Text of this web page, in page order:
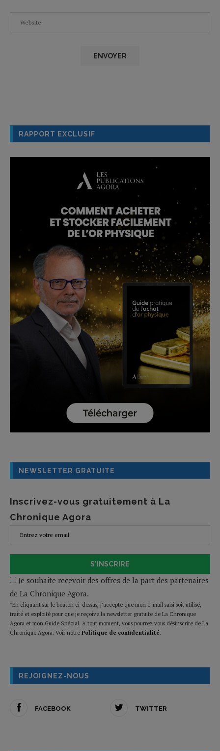
RAPPORT EXCLUSIF
NEWSLETTER GRATUITE
Inscrivez-vous gratuitement à La
Chronique Agora
S'INSCRIRE
Je souhaite recevoir des offres de la part des partenaires
de La Chronique Agora.
*En cliquant sur le bouton ci-dessus, j’accepte que mon e-mail saisi soit utilisé,
traité et exploité pour que je reçoive la newsletter gratuite de La Chronique
Agora et mon Guide Spécial. A tout moment, vous pourrez vous désinscrire de La
Chronique Agora. Voir notre Politique de confidentialité.
REJOIGNEZ-NOUS
FACEBOOK TWITTER